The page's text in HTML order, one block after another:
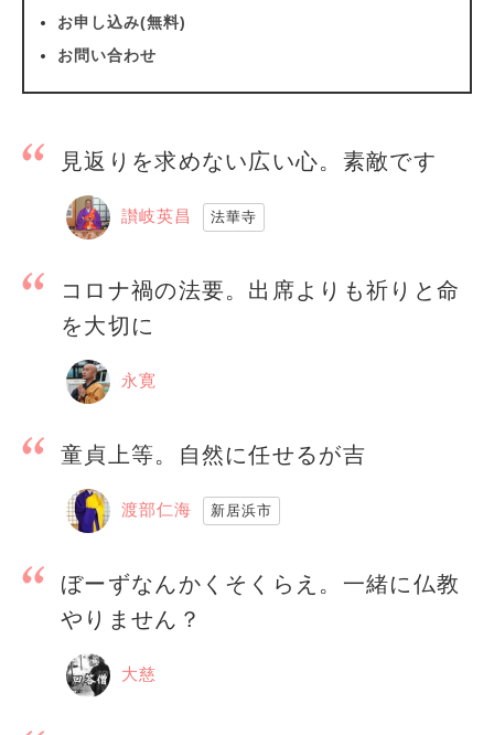
お申し込み(無料)
お問い合わせ
見返りを求めない広い心。素敵です
讃岐英昌 法華寺
コロナ禍の法要。出席よりも祈りと命
を大切に
永寛
童貞上等。自然に任せるが吉
渡部仁海 新居浜市
ぼーずなんかくそくらえ。一緒に仏教
やりません？
大慈